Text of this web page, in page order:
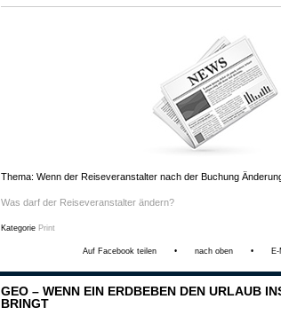
Thema: Wenn der Reiseveranstalter nach der Buchung
Was darf der Reiseveranstalter ändern?
Kategorie Print
Auf Facebook teilen • nach oben •
GEO – WENN EIN ERDBEBEN DEN URLAUB
BRINGT